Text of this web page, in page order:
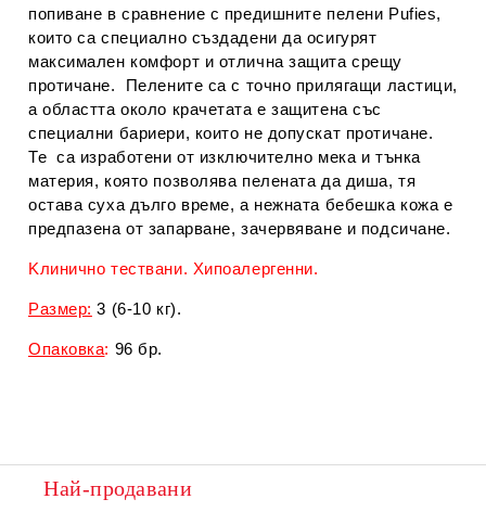
попиване в сравнение с предишните пелени Pufies,
които са специално създадени да осигурят
максимален комфорт и отлична защита срещу
протичане. Пелените са с точно прилягащи ластици,
а областта oкoлo крaчeтaтa e зaщитeнa cъс
специални бариери, които не допускат протичане.
Те са изработени от изключително мека и тънка
материя, която позволява пелената да диша, тя
остава суха дълго време, а нежната бебешка кожа е
предпазена от запарване, зачервяване и подсичане.
Kлиничнo тecтвaни. Xипoaлepгeнни.
Размер: 3 (6-10 кг).
Опаковка: 96 бр.
Най-продавани